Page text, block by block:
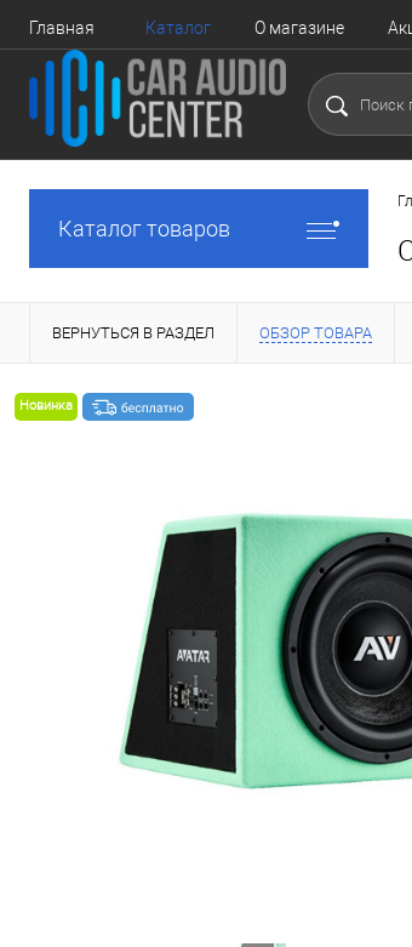
Главная Каталог О магазине
Каталог товаров
ВЕРНУТЬСЯ В РАЗДЕЛ ОБЗОР ТОВАРА
Новинка